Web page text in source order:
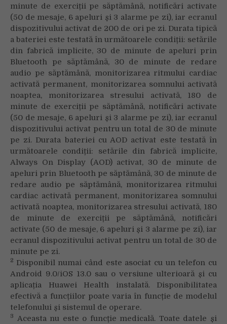
minute de exerciții pe săptămână, notificări activate
(50 de mesaje, 6 apeluri și 3 alarme pe zi), iar ecranul
dispozitivului activat de 200 de ori pe zi. Durata tipică
a bateriei este testată în următoarele condiții: setările
din fabrică implicite, 30 de minute de apeluri prin
Bluetooth pe săptămână, 30 de minute de redare
audio pe săptămână, monitorizarea ritmului cardiac
activată permanent, monitorizarea somnului activată
noaptea, monitorizarea stresului activată, 180 de
minute de exerciții pe săptămână, notificări activate
(50 de mesaje, 6 apeluri și 3 alarme pe zi), iar ecranul
dispozitivului activat pentru un total de 30 de minute
pe zi. Durata bateriei cu AOD activat este testată în
următoarele condiții: setările din fabrică implicite,
Always On Display (AOD) activat, 30 de minute de
apeluri prin Bluetooth pe săptămână, 30 de minute de
redare audio pe săptămână, monitorizarea ritmului
cardiac activată permanent, monitorizarea somnului
activată noaptea, monitorizarea stresului activată, 180
de minute de exerciții pe săptămână, notificări
activate (50 de mesaje, 6 apeluri și 3 alarme pe zi), iar
ecranul dispozitivului activat pentru un total de 30 de
minute pe zi.
2 Disponibil numai când este asociat cu un telefon cu
Android 9.0/iOS 13.0 sau o versiune ulterioară și cu
aplicația Huawei Health instalată. Disponibilitatea
efectivă a funcțiilor poate varia în funcție de modelul
telefonului și sistemul de operare.
3
Aceasta nu este o funcție medicală. Toate datele și